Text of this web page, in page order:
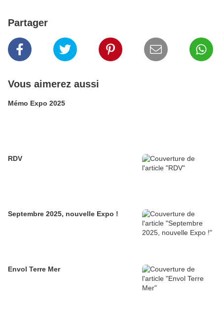
Partager
Vous aimerez aussi
Mémo Expo 2025
RDV
Septembre 2025, nouvelle Expo !
Envol Terre Mer